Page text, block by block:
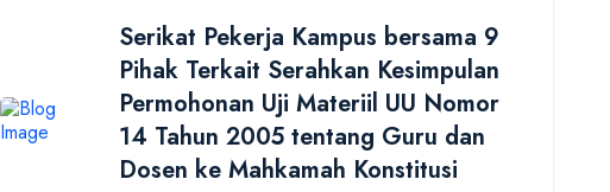
Serikat Pekerja Kampus bersama 9
Pihak Terkait Serahkan Kesimpulan
Permohonan Uji Materiil UU Nomor
14 Tahun 2005 tentang Guru dan
Dosen ke Mahkamah Konstitusi